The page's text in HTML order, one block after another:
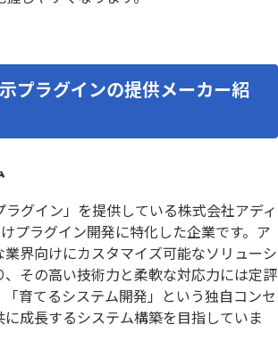
プラグインの提供メーカー紹
ラグイン」を提供している株式会社アディ
プラグイン開発に特化した企業です。ア
界向けにカスタマイズ可能なソリューシ
、その高い技術力と柔軟な対応力には定評
育てるシステム開発」という独自コンセ
成長するシステム構築を目指していま